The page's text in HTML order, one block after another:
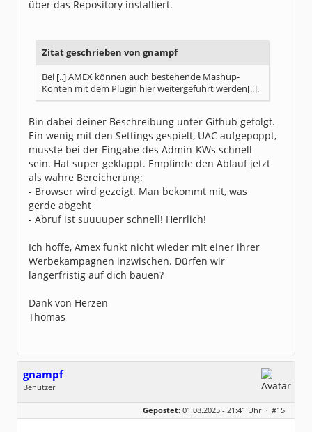
über das Repository installiert.
Zitat geschrieben von gnampf
Bei [..] AMEX können auch bestehende Mashup-
Konten mit dem Plugin hier weitergeführt werden[..].
Bin dabei deiner Beschreibung unter Github gefolgt.
Ein wenig mit den Settings gespielt, UAC aufgepoppt,
musste bei der Eingabe des Admin-KWs schnell
sein. Hat super geklappt. Empfinde den Ablauf jetzt
als wahre Bereicherung:
- Browser wird gezeigt. Man bekommt mit, was
gerde abgeht
- Abruf ist suuuuper schnell! Herrlich!
Ich hoffe, Amex funkt nicht wieder mit einer ihrer
Werbekampagnen inzwischen. Dürfen wir
längerfristig auf dich bauen?
Dank von Herzen
Thomas
gnampf
Benutzer
Geschlecht:
keine Angabe
Dabei seit:
07 / 2025
Gepostet: 01.08.2025 - 21:41 Uhr · #15